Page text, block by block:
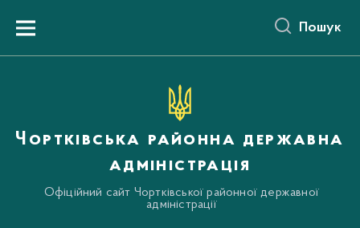
вмістуMenu Пошук
Чортківська районна державна
адміністрація
Офіційний сайт Чортківської районної державної
адміністрації